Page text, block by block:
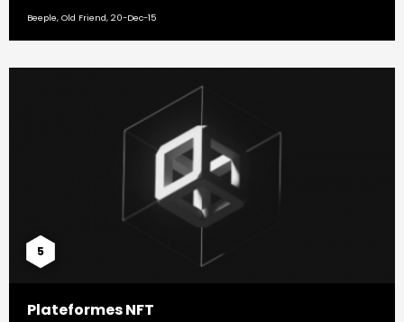
Beeple, Old Friend, 20-Dec-15
5
Plateformes NFT